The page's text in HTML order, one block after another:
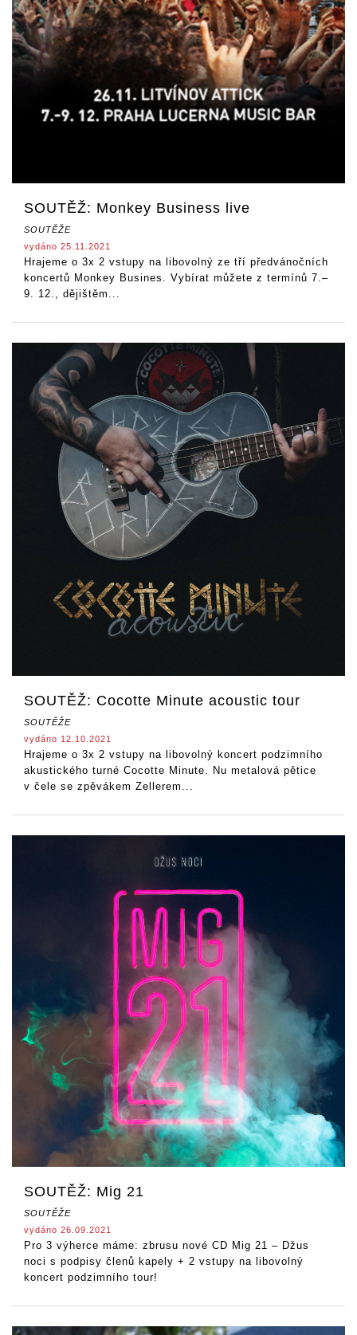
SOUTĚŽ: Monkey Business live
SOUTĚŽE
vydáno 25.11.2021
Hrajeme o 3x 2 vstupy na libovolný ze tří předvánočních
koncertů Monkey Busines. Vybírat můžete z termínů 7.–
9. 12., dějištěm...
SOUTĚŽ: Cocotte Minute acoustic tour
SOUTĚŽE
vydáno 12.10.2021
Hrajeme o 3x 2 vstupy na libovolný koncert podzimního
akustického turné Cocotte Minute. Nu metalová pětice
v čele se zpěvákem Zellerem...
SOUTĚŽ: Mig 21
SOUTĚŽE
vydáno 26.09.2021
Pro 3 výherce máme: zbrusu nové CD Mig 21 – Džus
noci s podpisy členů kapely + 2 vstupy na libovolný
koncert podzimního tour!